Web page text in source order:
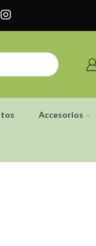
Accesorios